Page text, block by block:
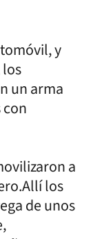
y
un arma
a
los
de unos